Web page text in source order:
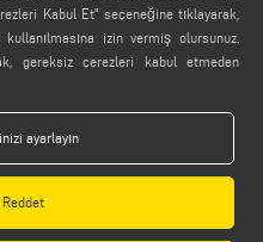
Kabul Et" seçeneğine tıklayarak,
izin vermiş olursunuz.
gereksiz çerezleri kabul etmeden
ayarlayın